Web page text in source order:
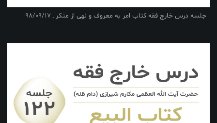
جلسه درس خارج فقه کتاب امر به معروف و نهی از منکر ـ 98/09/17